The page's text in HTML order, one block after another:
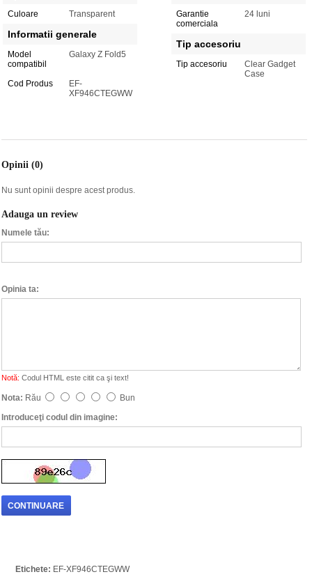
Culoare Transparent
Informatii generale
Model
compatibil
Galaxy Z Fold5
Cod Produs
EF-
XF946CTEGWW
Garantie
comerciala
24 luni
Tip accesoriu
Tip accesoriu
Clear Gadget
Case
Opinii (0)
Nu sunt opinii despre acest produs.
Adauga un review
Numele tău:
Opinia ta:
Notă: Codul HTML este citit ca şi text!
Nota: Rău
Bun
Introduceţi codul din imagine:
CONTINUARE
Etichete: EF-XF946CTEGWW